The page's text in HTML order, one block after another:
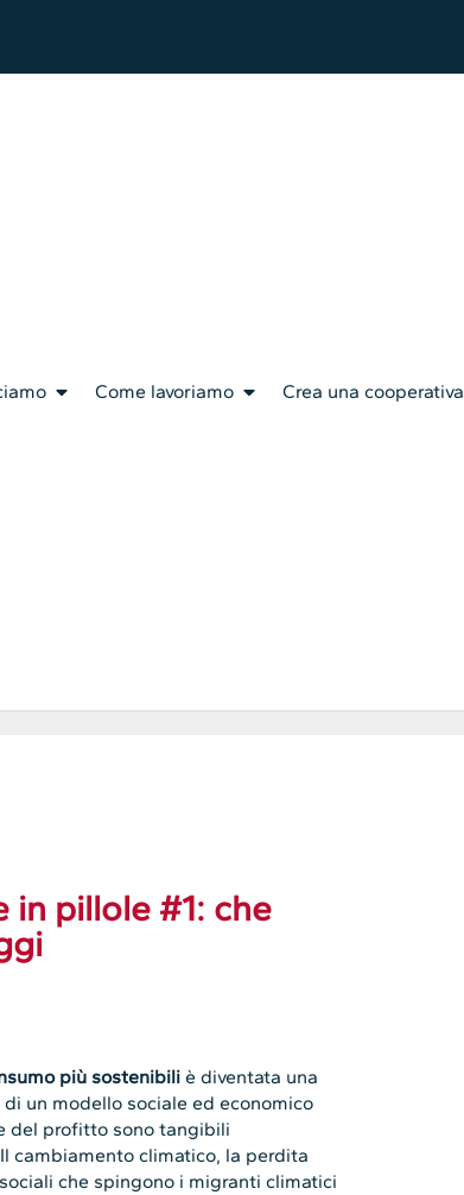
Come lavoriamo Crea una cooperativa
in pillole #1: che
più sostenibili è diventata una
un modello sociale ed economico
del profitto sono tangibili
cambiamento climatico, la perdita
che spingono i migranti climatici